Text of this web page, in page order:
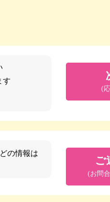
す
(
の情報は
ご
(お問